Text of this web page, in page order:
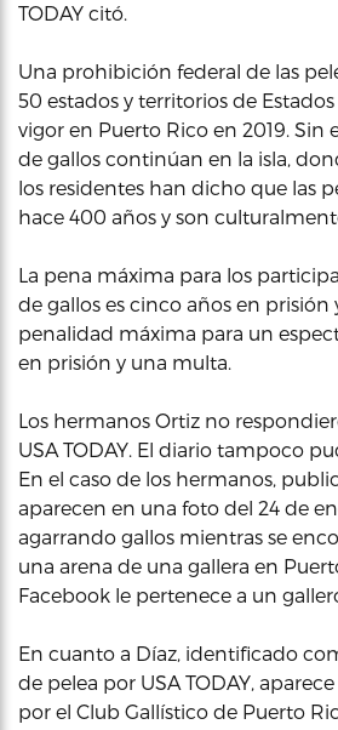
TODAY citó.
Una prohibición federal de las
50 estados y territorios de
vigor en Puerto Rico en 2019. Sin
de gallos continúan en la isla,
los residentes han dicho que las
hace 400 años y son
La pena máxima para los
de gallos es cinco años en prisión
penalidad máxima para un
en prisión y una multa.
Los hermanos Ortiz no
USA TODAY. El diario tampoco
En el caso de los hermanos,
aparecen en una foto del 24 de
agarrando gallos mientras se
una arena de una gallera en
Facebook le pertenece a un
En cuanto a Díaz, identificado
de pelea por USA TODAY,
por el Club Gallístico de Puerto